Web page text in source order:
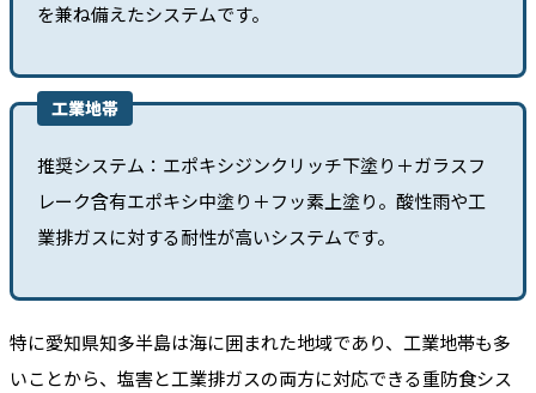
を兼ね備えたシステムです。
工業地帯
推奨システム：エポキシジンクリッチ下塗り＋ガラスフ
レーク含有エポキシ中塗り＋フッ素上塗り。酸性雨や工
業排ガスに対する耐性が高いシステムです。
特に愛知県知多半島は海に囲まれた地域であり、工業地帯も多
いことから、塩害と工業排ガスの両方に対応できる重防食シス